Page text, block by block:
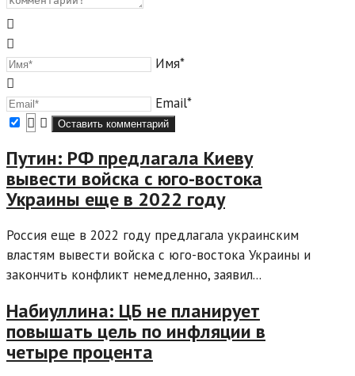
Имя*
Email*
Путин: РФ предлагала Киеву
вывести войска с юго-востока
Украины еще в 2022 году
Россия еще в 2022 году предлагала украинским
властям вывести войска с юго-востока Украины и
закончить конфликт немедленно, заявил...
Набиуллина: ЦБ не планирует
повышать цель по инфляции в
четыре процента